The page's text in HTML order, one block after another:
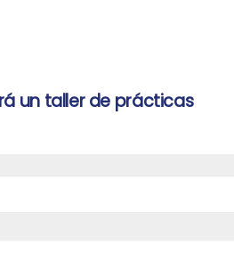
un taller de prácticas